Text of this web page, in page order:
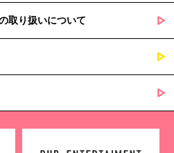
取り扱いについて